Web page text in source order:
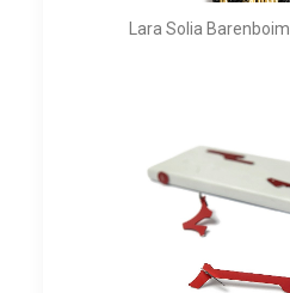
Lara Solia Barenboim